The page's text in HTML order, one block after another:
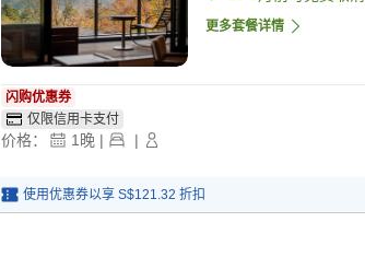
更多套餐详情
闪购优惠券
仅限信用卡支付
价格： 1 晚 | |
使用优惠券以享 S$121.32 折扣